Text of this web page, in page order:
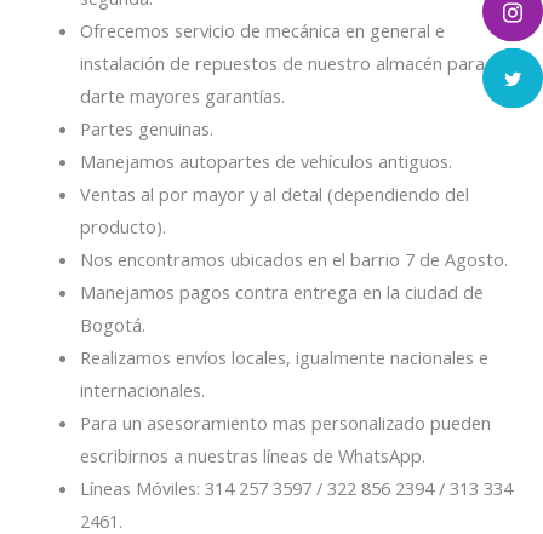
Ofrecemos servicio de mecánica en general e
instalación de repuestos de nuestro almacén para
darte mayores garantías.
Partes genuinas.
Manejamos autopartes de vehículos antiguos.
Ventas al por mayor y al detal (dependiendo del
producto).
Nos encontramos ubicados en el barrio 7 de Agosto.
Manejamos pagos contra entrega en la ciudad de
Bogotá.
Realizamos envíos locales, igualmente nacionales e
internacionales.
Para un asesoramiento mas personalizado pueden
escribirnos a nuestras líneas de WhatsApp.
Líneas Móviles: 314 257 3597 / 322 856 2394 / 313 334
2461.